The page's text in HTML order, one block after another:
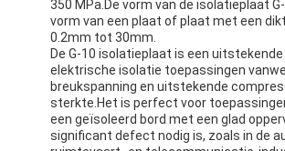
De Doekband van het
Folie Onder ogen gezien Kraftpapier-
De Doek van de
De Band van het foliegrof linnen
350 MPa.De vorm van de isolatieplaat
vorm van een plaat of plaat met een
0.2mm tot 30mm.
De G-10 isolatieplaat is een
elektrische isolatie toepassingen
breukspanning en uitstekende
sterkte.Het is perfect voor
een geïsoleerd bord met een glad
significant defect nodig is, zoals in de